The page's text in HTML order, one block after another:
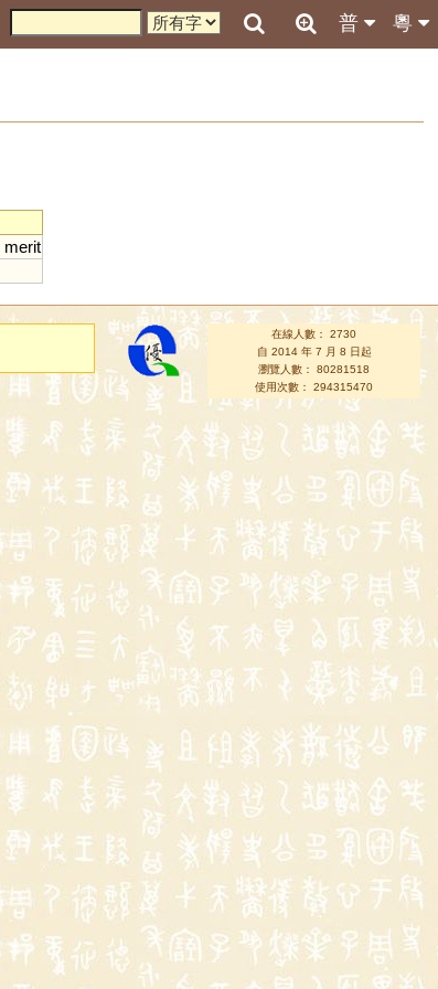
粵
普
merit
在線人數： 2730
自 2014 年 7 月 8 日起
瀏覽人數： 80281518
使用次數： 294315470